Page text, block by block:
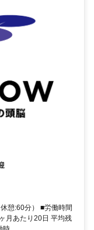
憩:60分） ■労働時間
月あたり20日 平均残